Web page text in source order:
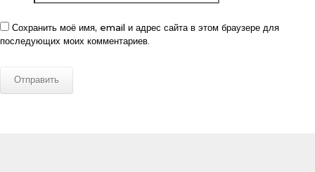
Сохранить моё имя, email и адрес сайта в этом браузере для
последующих моих комментариев.